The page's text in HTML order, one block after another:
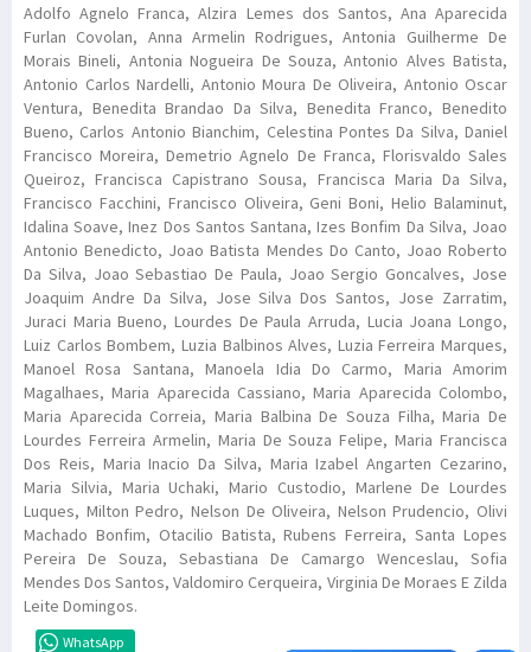
Adolfo Agnelo Franca, Alzira Lemes dos Santos, Ana Aparecida
Furlan Covolan, Anna Armelin Rodrigues, Antonia Guilherme De
Morais Bineli, Antonia Nogueira De Souza, Antonio Alves Batista,
Antonio Carlos Nardelli, Antonio Moura De Oliveira, Antonio Oscar
Ventura, Benedita Brandao Da Silva, Benedita Franco, Benedito
Bueno, Carlos Antonio Bianchim, Celestina Pontes Da Silva, Daniel
Francisco Moreira, Demetrio Agnelo De Franca, Florisvaldo Sales
Queiroz, Francisca Capistrano Sousa, Francisca Maria Da Silva,
Francisco Facchini, Francisco Oliveira, Geni Boni, Helio Balaminut,
Idalina Soave, Inez Dos Santos Santana, Izes Bonfim Da Silva, Joao
Antonio Benedicto, Joao Batista Mendes Do Canto, Joao Roberto
Da Silva, Joao Sebastiao De Paula, Joao Sergio Goncalves, Jose
Joaquim Andre Da Silva, Jose Silva Dos Santos, Jose Zarratim,
Juraci Maria Bueno, Lourdes De Paula Arruda, Lucia Joana Longo,
Luiz Carlos Bombem, Luzia Balbinos Alves, Luzia Ferreira Marques,
Manoel Rosa Santana, Manoela Idia Do Carmo, Maria Amorim
Magalhaes, Maria Aparecida Cassiano, Maria Aparecida Colombo,
Maria Aparecida Correia, Maria Balbina De Souza Filha, Maria De
Lourdes Ferreira Armelin, Maria De Souza Felipe, Maria Francisca
Dos Reis, Maria Inacio Da Silva, Maria Izabel Angarten Cezarino,
Maria Silvia, Maria Uchaki, Mario Custodio, Marlene De Lourdes
Luques, Milton Pedro, Nelson De Oliveira, Nelson Prudencio, Olivi
Machado Bonfim, Otacilio Batista, Rubens Ferreira, Santa Lopes
Pereira De Souza, Sebastiana De Camargo Wenceslau, Sofia
Mendes Dos Santos, Valdomiro Cerqueira, Virginia De Moraes E Zilda
Leite Domingos.
WhatsApp